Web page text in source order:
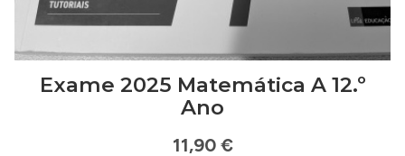
Exame 2025 Matemática A 12.º
Ano
11,90 €